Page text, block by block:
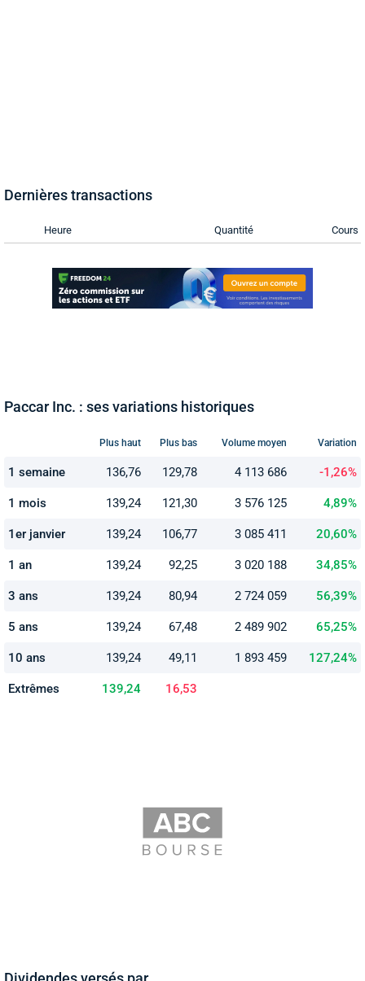
Dernières transactions
Heure Quantité Cours
Paccar Inc. : ses variations historiques
Plus haut Plus bas Volume moyen Variation
1 semaine 136,76 129,78 4 113 686 -1,26%
1 mois 139,24 121,30 3 576 125 4,89%
1er janvier 139,24 106,77 3 085 411 20,60%
1 an 139,24 92,25 3 020 188 34,85%
3 ans 139,24 80,94 2 724 059 56,39%
5 ans 139,24 67,48 2 489 902 65,25%
10 ans 139,24 49,11 1 893 459 127,24%
Extrêmes 139,24 16,53